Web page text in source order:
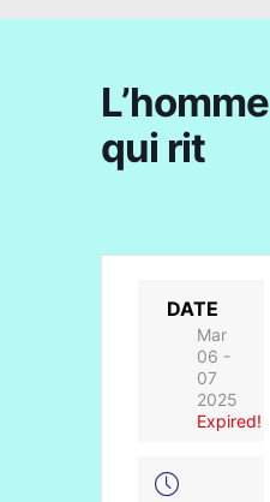
L’homme
qui rit
DATE
Mar
06 -
07
2025
Expired!